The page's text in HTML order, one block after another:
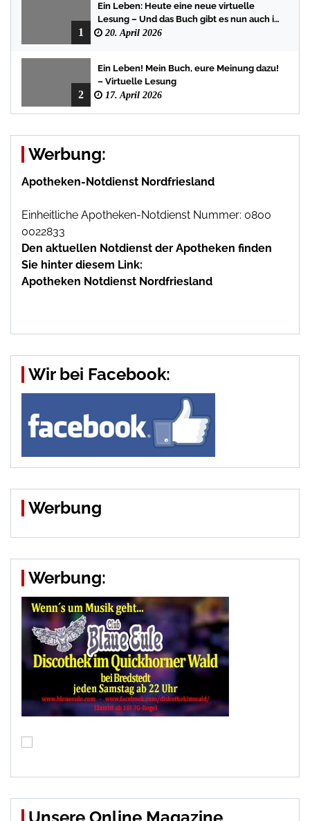
1
Ein Leben: Heute eine neue virtuelle
Lesung – Und das Buch gibt es nun auch in
der Bredstedter Stadtbuchhandlung
20. April 2026
2
Ein Leben! Mein Buch, eure Meinung dazu!
– Virtuelle Lesung
17. April 2026
Werbung:
Apotheken-Notdienst Nordfriesland
Einheitliche Apotheken-Notdienst Nummer: 0800
0022833
Den aktuellen Notdienst der Apotheken finden
Sie hinter diesem Link:
Apotheken Notdienst Nordfriesland
Wir bei Facebook:
Werbung
Werbung: